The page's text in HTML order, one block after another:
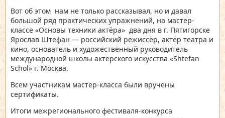
Вот об этом нам не только рассказывал, но и давал
большой ряд практических упражнений, на мастер-
классе «Основы техники актёра» два дня в г. Пятигорске
Ярослав Штефан — российский режиссёр, актёр театра и
кино, основатель и художественный руководитель
международной школы актёрского искусства «Shtefan
Schol» г. Москва.
Всем участникам мастер-класса были вручены
сертификаты.
Итоги межрегионального фестиваля-конкурса